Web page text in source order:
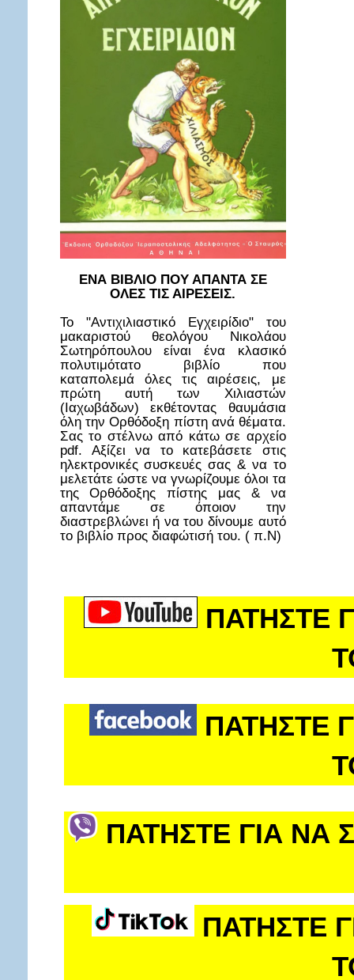
ΕΝΑ ΒΙΒΛΙΟ ΠΟΥ ΑΠΑΝΤΑ ΣΕ
ΟΛΕΣ ΤΙΣ ΑΙΡΕΣΕΙΣ.
Το "Αντιχιλιαστικό Εγχειρίδιο" του
μακαριστού θεολόγου Νικολάου
Σωτηρόπουλου είναι ένα κλασικό
πολυτιμότατο βιβλίο που
καταπολεμά όλες τις αιρέσεις, με
πρώτη αυτή των Χιλιαστών
(Ιαχωβάδων) εκθέτοντας θαυμάσια
όλη την Ορθόδοξη πίστη ανά θέματα.
Σας το στέλνω από κάτω σε αρχείο
pdf. Αξίζει να το κατεβάσετε στις
ηλεκτρονικές συσκευές σας & να το
μελετάτε ώστε να γνωρίζουμε όλοι τα
της Ορθόδοξης πίστης μας & να
απαντάμε σε όποιον την
διαστρεβλώνει ή να του δίνουμε αυτό
το βιβλίο προς διαφώτισή του. ( π.Ν)
ΠΑΤΗΣΤΕ
ΠΑΤΗΣΤΕ
ΠΑΤΗΣΤΕ ΓΙΑ ΝΑ
ΠΑΤΗΣΤΕ